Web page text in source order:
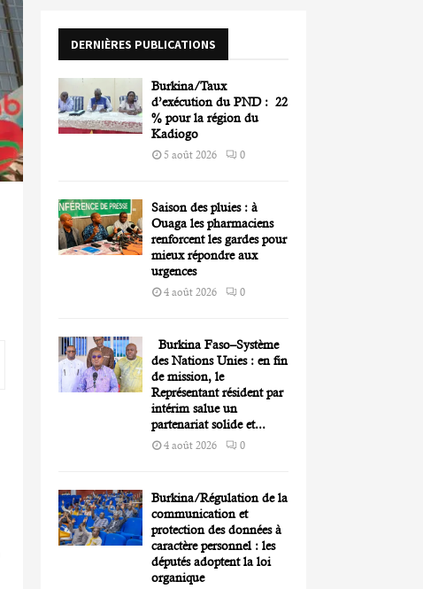
r
H
DERNIÈRES PUBLICATIONS
Burkina/Taux
d’exécution du PND : 22
% pour la région du
Kadiogo
5 août 2026 0
Saison des pluies : à
Ouaga les pharmaciens
renforcent les gardes pour
mieux répondre aux
urgences
4 août 2026 0
Burkina Faso–Système
des Nations Unies : en fin
de mission, le
Représentant résident par
intérim salue un
partenariat solide et...
4 août 2026 0
Burkina/Régulation de la
communication et
protection des données à
caractère personnel : les
députés adoptent la loi
organique